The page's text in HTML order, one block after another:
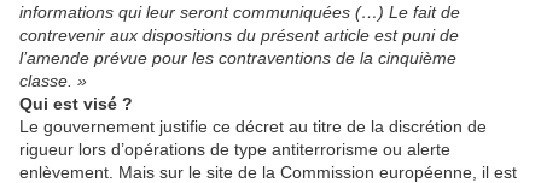
informations qui leur seront communiquées (…) Le fait de
contrevenir aux dispositions du présent article est puni de
l’amende prévue pour les contraventions de la cinquième
classe. »
Qui est visé ?
Le gouvernement justifie ce décret au titre de la discrétion de
rigueur lors d’opérations de type antiterrorisme ou alerte
enlèvement. Mais sur le site de la Commission européenne, il est